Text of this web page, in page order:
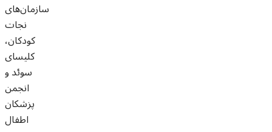
سازمان‌های
نجات
کودکان،
کلیسای
سوئد و
انجمن
پزشکان
اطفال